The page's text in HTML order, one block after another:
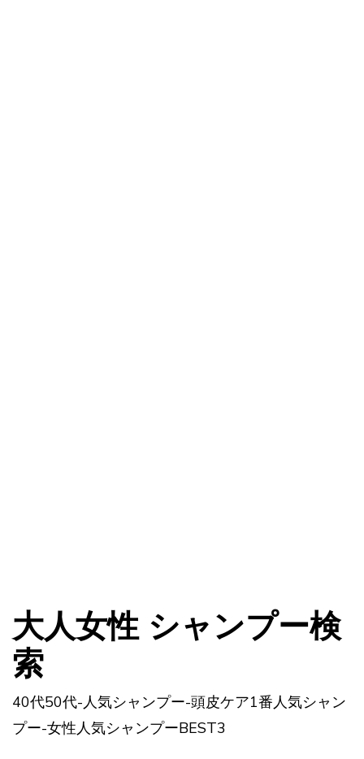
大人女性 シャンプー検
索
40代50代-人気シャンプー-頭皮ケア1番人気シャン
プー-女性人気シャンプーBEST3